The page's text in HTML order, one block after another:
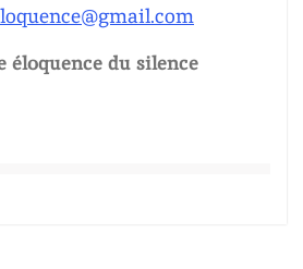
éloquence du silence